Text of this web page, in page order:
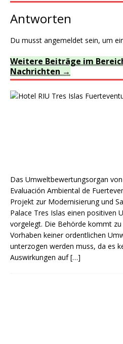
Antworten
Du musst angemeldet sein, um
Weitere Beiträge im
Nachrichten
Das Umweltbewertungsorgan
Evaluación Ambiental de
Projekt zur Modernisierung und
Palace Tres Islas einen positiven
vorgelegt. Die Behörde kommt zu
Vorhaben keiner ordentlichen
unterzogen werden muss, da es
Auswirkungen auf[…]